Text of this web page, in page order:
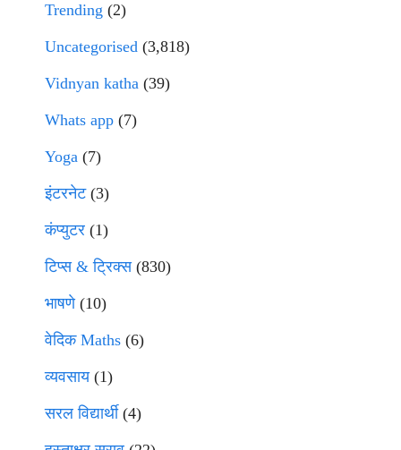
Trending (2)
Uncategorised (3,818)
Vidnyan katha (39)
Whats app (7)
Yoga (7)
इंटरनेट(3)
कंप्युटर (1)
टिप्स & ट्रिक्स(830)
भाषणे(10)
वेदिक Maths (6)
व्यवसाय(1)
सरल विद्यार्थी(4)